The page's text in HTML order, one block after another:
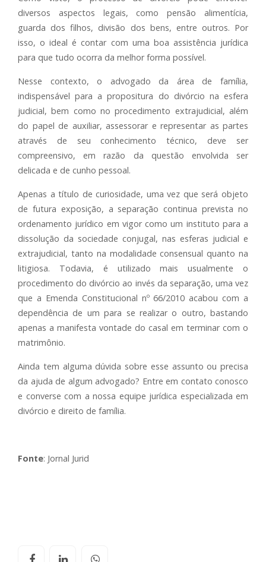
diversos aspectos legais, como pensão alimentícia,
guarda dos filhos, divisão dos bens, entre outros. Por
isso, o ideal é contar com uma boa assistência jurídica
para que tudo ocorra da melhor forma possível.
Nesse contexto, o advogado da área de família,
indispensável para a propositura do divórcio na esfera
judicial, bem como no procedimento extrajudicial, além
do papel de auxiliar, assessorar e representar as partes
através de seu conhecimento técnico, deve ser
compreensivo, em razão da questão envolvida ser
delicada e de cunho pessoal.
Apenas a título de curiosidade, uma vez que será objeto
de futura exposição, a separação continua prevista no
ordenamento jurídico em vigor como um instituto para a
dissolução da sociedade conjugal, nas esferas judicial e
extrajudicial, tanto na modalidade consensual quanto na
litigiosa. Todavia, é utilizado mais usualmente o
procedimento do divórcio ao invés da separação, uma vez
que a Emenda Constitucional nº 66/2010 acabou com a
dependência de um para se realizar o outro, bastando
apenas a manifesta vontade do casal em terminar com o
matrimônio.
Ainda tem alguma dúvida sobre esse assunto ou precisa
da ajuda de algum advogado? Entre em contato conosco
e converse com a nossa equipe jurídica especializada em
divórcio e direito de família.
Fonte: Jornal Jurid